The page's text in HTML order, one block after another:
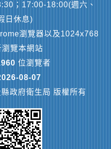
；17:00-18:00(週六、
日休息)
瀏覽器以及1024x768
覽本網站
位瀏覽者
08-07
政府衛生局 版權所有